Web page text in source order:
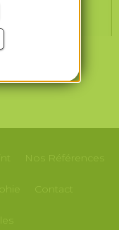
Nos Références
Contact